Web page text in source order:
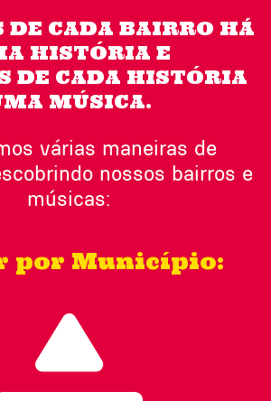
DE CADA BAIRRO HÁ
HISTÓRIA E
DE CADA HISTÓRIA
MÚSICA.
várias maneiras de
nossos bairros e
músicas:
por Município: